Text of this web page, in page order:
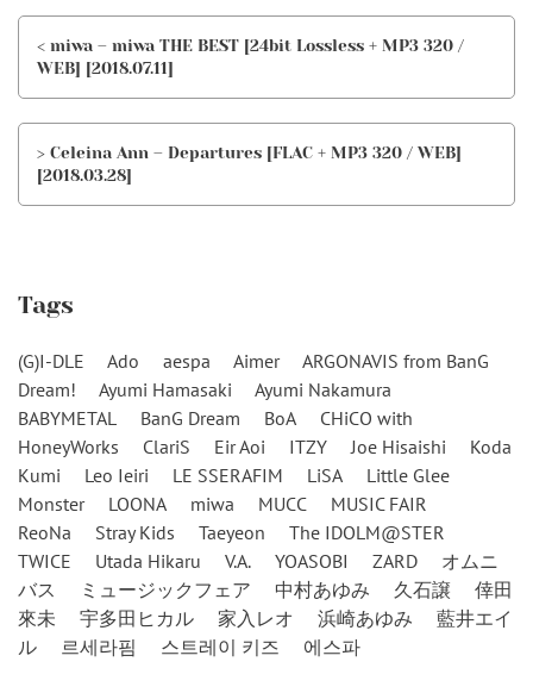
< miwa – miwa THE BEST [24bit Lossless + MP3 320 /
WEB] [2018.07.11]
> Celeina Ann – Departures [FLAC + MP3 320 / WEB]
[2018.03.28]
Tags
(G)I-DLE Ado aespa Aimer
ARGONAVIS from BanG
Dream!
Ayumi Hamasaki
Ayumi Nakamura
BABYMETAL
BanG Dream BoA
CHiCO with
HoneyWorks
ClariS Eir Aoi ITZY Joe Hisaishi
Koda
Kumi
Leo Ieiri LE SSERAFIM LiSA
Little Glee
Monster
LOONA miwa MUCC
MUSIC FAIR
ReoNa
Stray Kids Taeyeon
The IDOLM@STER
TWICE
Utada Hikaru V.A. YOASOBI ZARD
オムニ
バス
ミュージックフェア 中村あゆみ 久石譲
倖田
來未
宇多田ヒカル 家入レオ 浜崎あゆみ
藍井エイ
ル
르세라핌 스트레이 키즈 에스파